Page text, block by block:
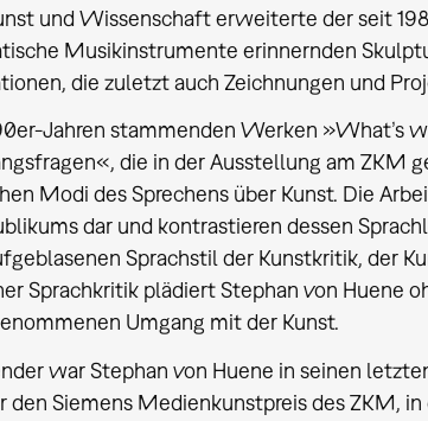
und Wissenschaft erweiterte der seit
Musikinstrumente erinnernden
die zuletzt auch Zeichnungen und
Jahren stammenden Werken »What’s
die in der Ausstellung am ZKM
Modi des Sprechens über Kunst. Die
dar und kontrastieren dessen
Sprachstil der Kunstkritik, der
Sprachkritik plädiert Stephan von Huene
Umgang mit der Kunst.
war Stephan von Huene in seinen
den Siemens Medienkunstpreis des ZKM,